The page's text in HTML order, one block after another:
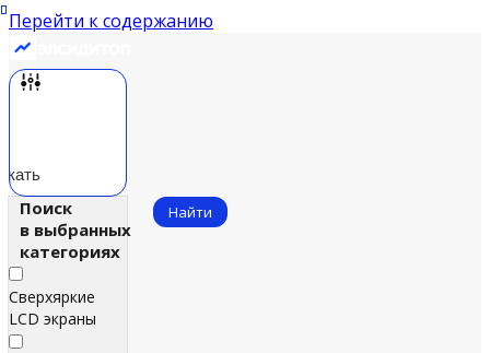
Перейти к содержанию
Поиск
в выбранных
категориях
Сверхяркие
LCD экраны
Найти